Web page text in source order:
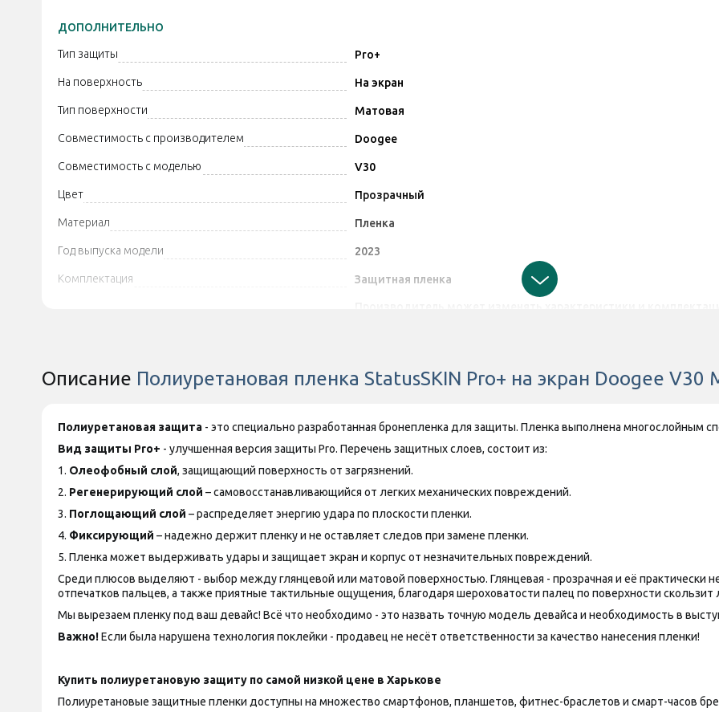
ДОПОЛНИТЕЛЬНО
Тип защиты Pro+
На поверхность На экран
Тип поверхности Матовая
Совместимость с производителем Doogee
Совместимость с моделью V30
Цвет Прозрачный
Материал Пленка
Год выпуска модели 2023
Комплектация Защитная пленка
Описание Полиуретановая пленка StatusSKIN Pro+ на экран Doogee V30
Полиуретановая защита - это специально разработанная бронепленка для защиты. Пленка выполнена многослойным
Вид защиты Pro+ - улучшенная версия защиты Pro. Перечень защитных слоев, состоит из:
1. Олеофобный слой, защищающий поверхность от загрязнений.
2. Регенерирующий слой – самовосстанавливающийся от легких механических повреждений.
3. Поглощающий слой – распределяет энергию удара по плоскости пленки.
4. Фиксирующий – надежно держит пленку и не оставляет следов при замене пленки.
5. Пленка может выдерживать удары и защищает экран и корпус от незначительных повреждений.
Среди плюсов выделяют - выбор между глянцевой или матовой поверхностью. Глянцевая - прозрачная и её практически
отпечатков пальцев, а также приятные тактильные ощущения, благодаря шероховатости палец по поверхности скользит
Мы вырезаем пленку под ваш девайс! Всё что необходимо - это назвать точную модель девайса и необходимость в
Важно!Если была нарушена технология поклейки - продавец не несёт ответственности за качество нанесения пленки!
Купить полиуретановую защиту по самой низкой цене в Харькове
Полиуретановые защитные пленки доступны на множество смартфонов, планшетов, фитнес-браслетов и смарт-часов